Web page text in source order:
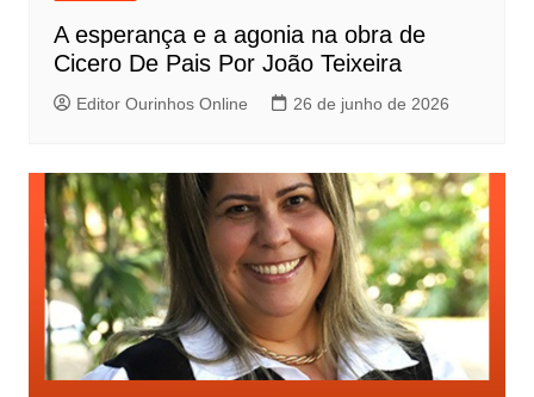
A esperança e a agonia na obra de
Cicero De Pais Por João Teixeira
Editor Ourinhos Online 26 de junho de 2026